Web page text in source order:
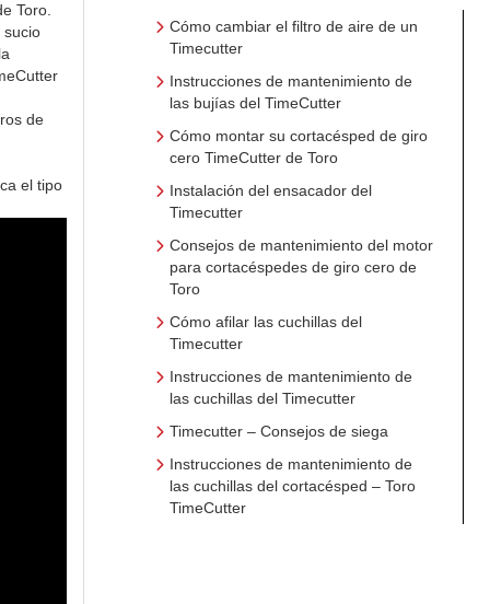
Cómo cambiar el filtro de aire de un
Timecutter
Instrucciones de mantenimiento de
las bujías del TimeCutter
Cómo montar su cortacésped de giro
cero TimeCutter de Toro
Instalación del ensacador del
Timecutter
Consejos de mantenimiento del motor
para cortacéspedes de giro cero de
Toro
Cómo afilar las cuchillas del
Timecutter
Instrucciones de mantenimiento de
las cuchillas del Timecutter
Timecutter – Consejos de siega
Instrucciones de mantenimiento de
las cuchillas del cortacésped – Toro
TimeCutter
Toro.
sucio
de
el tipo